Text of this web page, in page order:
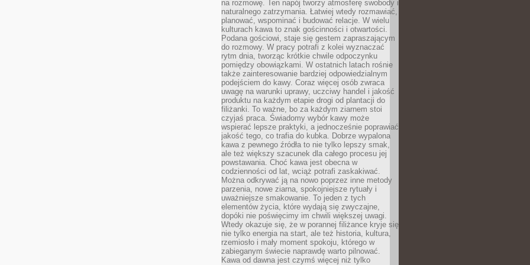
na rozmowę. Ten napój tworzy atmosferę swobody i
naturalnego zatrzymania. Łatwiej wtedy rozmawiać,
planować, wspominać i budować relacje. W wielu
kulturach kawa to znak gościnności i otwartości.
Podana gościowi, staje się gestem zapraszającym
do rozmowy. W pracy potrafi z kolei wyznaczać
rytm dnia, tworząc krótkie chwile odpoczynku
pomiędzy obowiązkami. W ostatnich latach rośnie
także zainteresowanie bardziej odpowiedzialnym
podejściem do kawy. Coraz więcej osób zwraca
uwagę na warunki uprawy, uczciwy handel i jakość
produktu na każdym etapie drogi od plantacji do
filiżanki. To ważne, bo za każdym ziarnem stoi
czyjaś praca. Świadomy wybór kawy może
wspierać lepsze praktyki, a jednocześnie poprawiać
jakość tego, co trafia do kubka. Dobrze wypalona
kawa z pewnego źródła to nie tylko lepszy smak,
ale też większy szacunek dla całego procesu jej
powstawania. Choć kawa jest obecna w
codzienności od lat, wciąż potrafi zaskakiwać.
Można odkrywać ją na nowo poprzez inne metody
parzenia, nowe ziarna, spokojniejsze rytuały i
uważniejsze smakowanie. To jeden z tych
elementów życia, które wydają się zwyczajne,
dopóki nie poświęcimy im chwili większej uwagi.
Wtedy okazuje się, że w porannej filiżance kryje się
nie tylko energia na start, ale też historia, kultura,
rzemiosło i mały moment spokoju, którego w
zabieganym świecie naprawdę warto pilnować.
Kawa od dawna jest czymś więcej niż tylko